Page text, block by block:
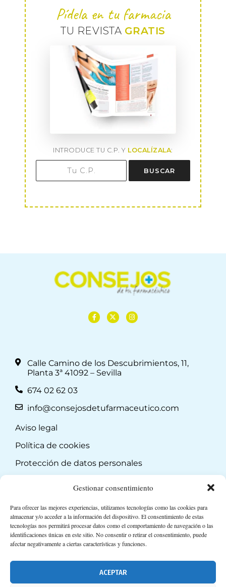
Gestionar consentimiento
Para ofrecer las mejores experiencias, utilizamos tecnologías como las cookies para
almacenar y/o acceder a la información del dispositivo. El consentimiento de estas
tecnologías nos permitirá procesar datos como el comportamiento de navegación o las
identificaciones únicas en este sitio. No consentir o retirar el consentimiento, puede
afectar negativamente a ciertas características y funciones.
ACEPTAR
Pídela en tu farmacia
TU REVISTA GRATIS
INTRODUCE TU C.P. Y LOCALÍZALA:
BUSCAR
Calle Camino de los Descubrimientos, 11,
Planta 3ª 41092 – Sevilla
674 02 62 03
info@consejosdetufarmaceutico.com
Aviso legal
Política de cookies
Protección de datos personales